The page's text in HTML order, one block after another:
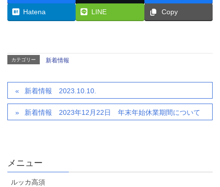
Hatena LINE Copy
カテゴリー 新着情報
新着情報 2023.10.10.
新着情報 2023年12月22日 年末年始休業期間について
メニュー
ルッカ高須